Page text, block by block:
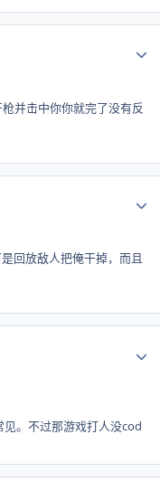
并击中你你就完了没有反
回放敌人把俺干掉，而且
。不过那游戏打人没cod